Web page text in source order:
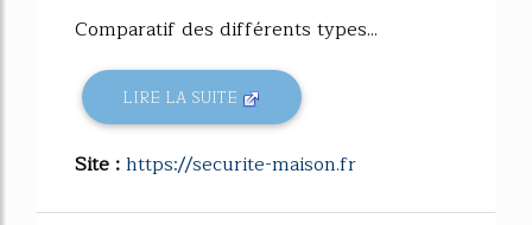
Comparatif des différents types...
LIRE LA SUITE
Site :https://securite-maison.fr